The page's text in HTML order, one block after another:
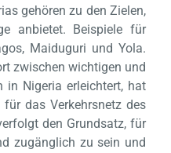
gehören zu den Zielen,
anbietet. Beispiele für
Maiduguri und Yola.
zwischen wichtigen und
in Nigeria erleichtert, hat
das Verkehrsnetz des
den Grundsatz, für
zugänglich zu sein und